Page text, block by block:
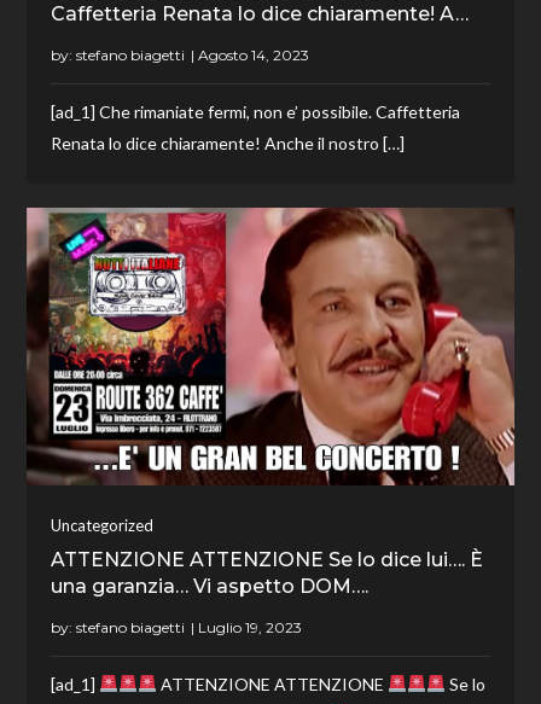
Caffetteria Renata lo dice chiaramente! A…
by:stefano biagetti
[ad_1] Che rimaniate fermi, non e’ possibile. Caffetteria
Renata lo dice chiaramente! Anche il nostro […]
Uncategorized
ATTENZIONE ATTENZIONE Se lo dice lui…. È
una garanzia… Vi aspetto DOM….
by:stefano biagetti
[ad_1] ATTENZIONE ATTENZIONE
Se lo